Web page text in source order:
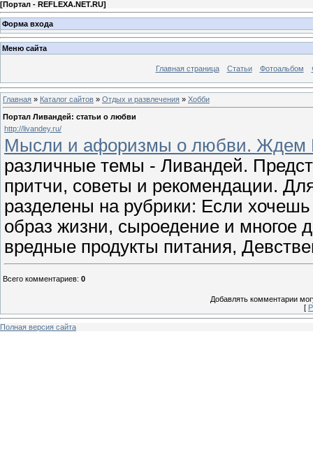
[Портал - REFLEXA.NET.RU]
Форма входа
Меню сайта
Главная страница Статьи Фотоальбом
Главная » Каталог сайтов » Отдых и развлечения » Хобби
Портал Ливандей: статьи о любви
http://livandey.ru/
Мысли и афоризмы о любви. Ждем
различные темы - Ливандей.
притчи, советы и рекомендации.
разделены на рубрики: Если
образ жизни, сыроедение и многое
вредные продукты питания,
Всего комментариев: 0
Добавлять комментарии
[
Полная версия сайта